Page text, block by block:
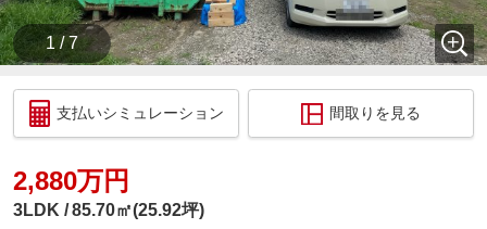
1 / 7
支払いシミュレーション 間取りを見る
2,880万円
3LDK 85.70㎡(25.92坪)